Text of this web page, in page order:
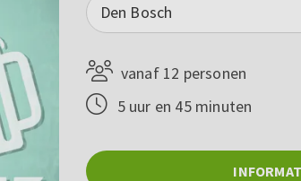
Den Bosch
vanaf 12 personen
5 uur en 45 minuten